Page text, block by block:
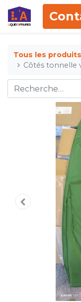
Tous les produits
Côtés tonnelle